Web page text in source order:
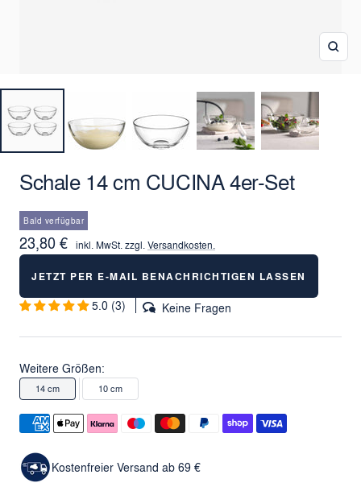
Schale 14 cm CUCINA 4er-Set
Bald verfügbar
Angebotspreis
23,80 € inkl. MwSt. zzgl. Versandkosten.
JETZT PER E-MAIL BENACHRICHTIGEN LASSEN
5.0 (3) Keine Fragen
Weitere Größen:
14 cm 10 cm
Kostenfreier Versand ab 69 €